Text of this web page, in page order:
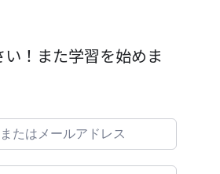
！また学習を始めま